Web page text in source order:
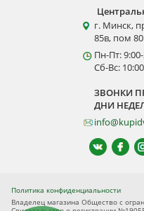
г. Минск,
85в, пом 80
Пн-Пт:
Сб-Вс:
ЗВОНКИ
ДНИ
Политика конфиденциальности
Владелец магазина Общество с